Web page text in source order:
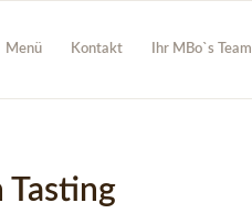
Menü Kontakt Ihr MBo`s Team
Tasting